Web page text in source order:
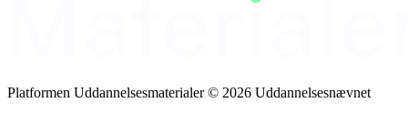
Platformen Uddannelsesmaterialer © 2026 Uddannelsesnævnet